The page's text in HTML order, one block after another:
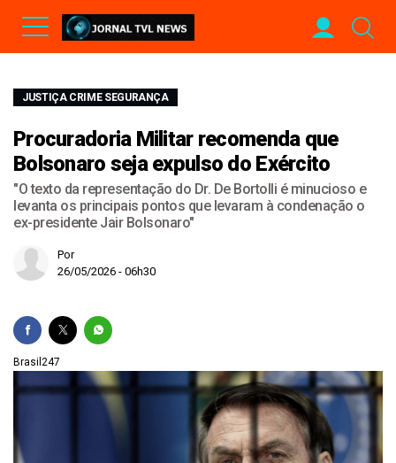
JUSTIÇA CRIME SEGURANÇA
Procuradoria Militar recomenda que
Bolsonaro seja expulso do Exército
"O texto da representação do Dr. De Bortolli é minucioso e
levanta os principais pontos que levaram à condenação o
ex-presidente Jair Bolsonaro"
Por
26/05/2026 - 06h30
Brasil247